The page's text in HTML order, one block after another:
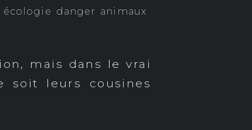
animaux
danger
écologie
mais dans le vrai
soit leurs cousines